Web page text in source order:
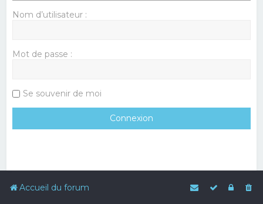
Nom d’utilisateur :
Mot de passe :
Se souvenir de moi
Accueil du forum